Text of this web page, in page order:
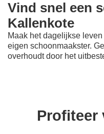
Vind snel een
Kallenkote
Maak het dagelijkse
eigen schoonmaakster.
overhoudt door het
Profiteer